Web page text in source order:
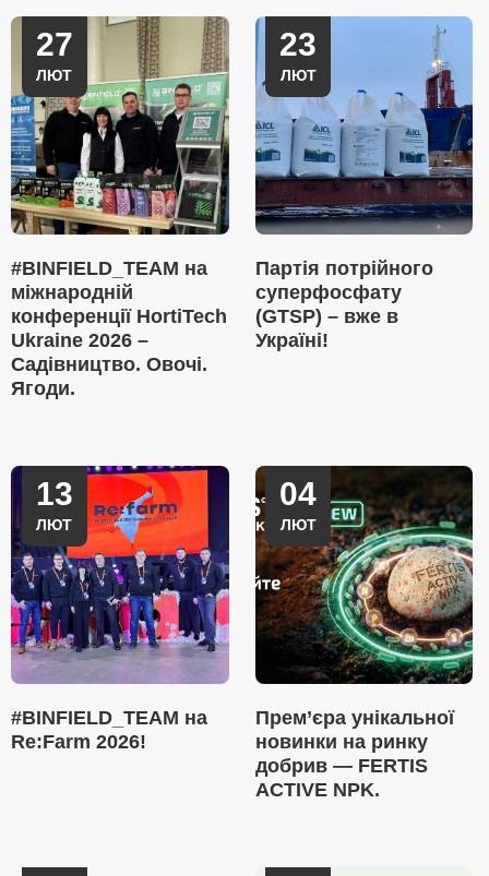
27
ЛЮТ
#BINFIELD_TEAM на
міжнародній
конференції HortiTech
Ukraine 2026 –
Садівництво. Овочі.
Ягоди.
23
ЛЮТ
Партія потрійного
суперфосфату
(GTSP) – вже в
Україні!
13
ЛЮТ
#BINFIELD_TEAM на
Re:Farm 2026!
04
ЛЮТ
Прем’єра унікальної
новинки на ринку
добрив — FERTIS
ACTIVE NPK.